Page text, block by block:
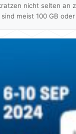
nicht selten an
meist 100 GB